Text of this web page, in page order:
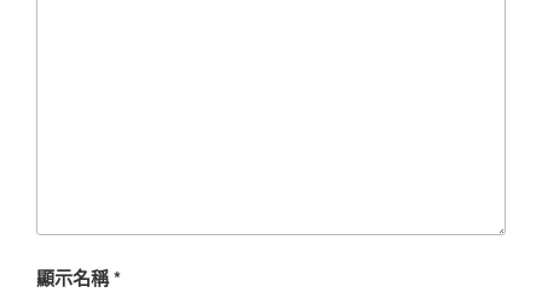
顯示名稱*